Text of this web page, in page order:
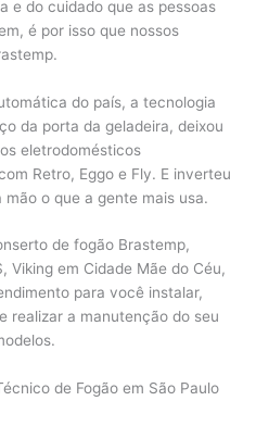
e do cuidado que as pessoas
é por isso que nossos
do país, a tecnologia
da porta da geladeira, deixou
eletrodomésticos
Retro, Eggo e Fly. E inverteu
o que a gente mais usa.
de fogão Brastemp,
Viking em Cidade Mãe do Céu,
para você instalar,
realizar a manutenção do seu
de Fogão em São Paulo